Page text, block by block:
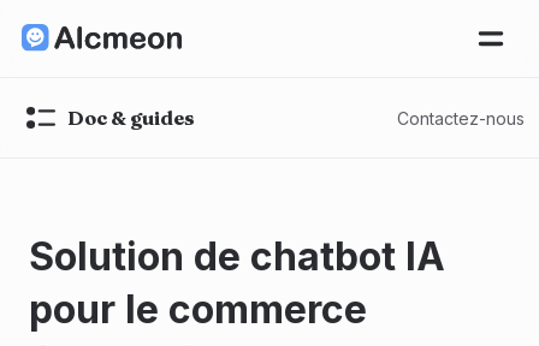
Doc & guides Contactez-nous
Solution de chatbot IA
pour le commerce